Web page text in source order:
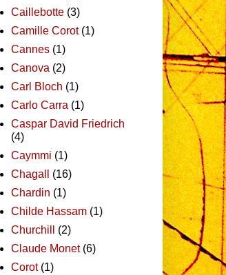
Caillebotte (3)
Camille Corot (1)
Cannes (1)
Canova (2)
Carl Bloch (1)
Carlo Carra (1)
Caspar David Friedrich
(4)
Caymmi (1)
Chagall
(16)
Chardin (1)
Childe Hassam (1)
Churchill
(2)
Claude Monet (6)
Corot (1)